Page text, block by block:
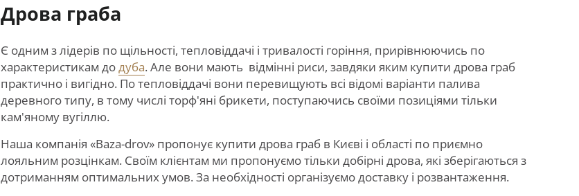
Дрова граба
Є одним з лідерів по щільності, тепловіддачі і тривалості горіння, прирівнюючись по
характеристикам додуба. Але вони мають відмінні риси, завдяки яким купити дрова граб
практично і вигідно. По тепловіддачі вони перевищують всі відомі варіанти палива
деревного типу, в тому числі торф'яні брикети, поступаючись своїми позиціями тільки
кам'яному вугіллю.
Наша компанія «Baza-drov» пропонує купити дрова граб в Києві і області по приємно
лояльним розцінкам. Своїм клієнтам ми пропонуємо тільки добірні дрова, які зберігаються з
дотриманням оптимальних умов. За необхідності організуємо доставку і розвантаження.